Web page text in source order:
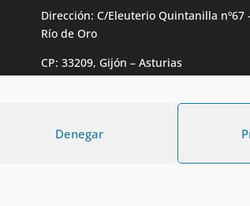
Denegar
Dirección: C/Eleuterio Quintanilla nº67
Río de Oro
CP: 33209, Gijón – Asturias